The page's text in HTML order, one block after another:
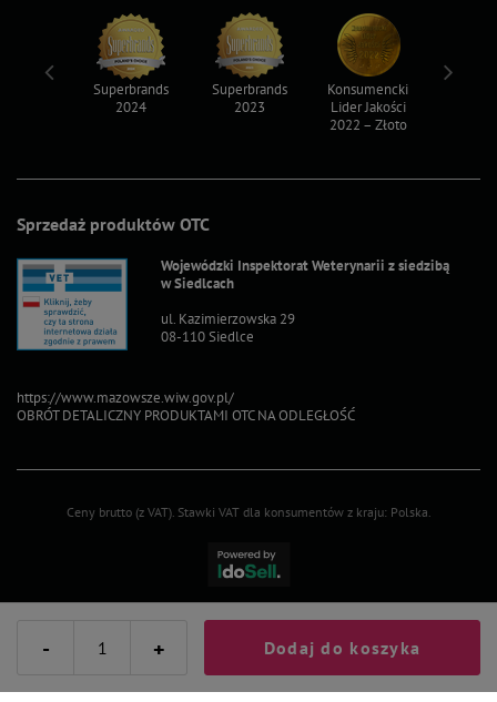
- + Dodaj do koszyka
Sprzedaż produktów OTC
Wojewódzki Inspektorat Weterynarii z siedzibą
w Siedlcach
ul. Kazimierzowska 29
08-110 Siedlce
https://www.mazowsze.wiw.gov.pl/
OBRÓT DETALICZNY PRODUKTAMI OTC NA ODLEGŁOŚĆ
Superbrands
2024
Superbrands
2023
Konsumencki
Lider Jakości
2022 – Złoto
Ceny brutto (z VAT). Stawki VAT dla konsumentów z kraju: Polska.